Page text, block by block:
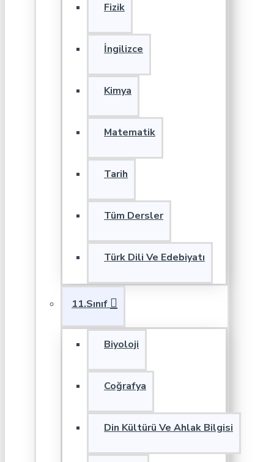
Fizik
İngilizce
Kimya
Matematik
Tarih
Tüm Dersler
Türk Dili Ve Edebiyatı
11.Sınıf
Biyoloji
Coğrafya
Din Kültürü Ve Ahlak Bilgisi